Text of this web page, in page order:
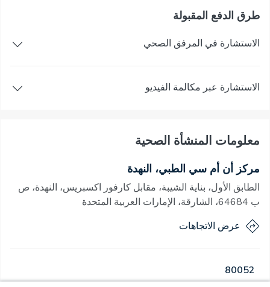
طرق الدفع المقبولة
الاستشارة في المرفق الصحي
الاستشارة عبر مكالمة الفيديو
معلومات المنشأة الصحية
مركز أن أم سي الطبي، النهدة
الطابق الأول، بناية الشيبة، مقابل كارفور اكسبريس، النهدة، ص
ب 64684، الشارقة، الإمارات العربية المتحدة
عرض الاتجاهات
80052